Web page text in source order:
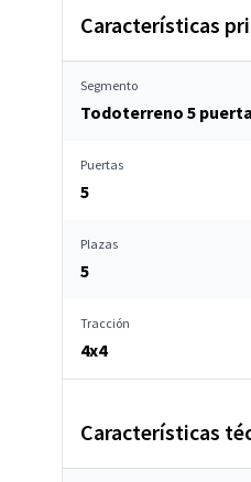
Características
Segmento
Todoterreno 5
Puertas
5
Plazas
5
Tracción
4x4
Características